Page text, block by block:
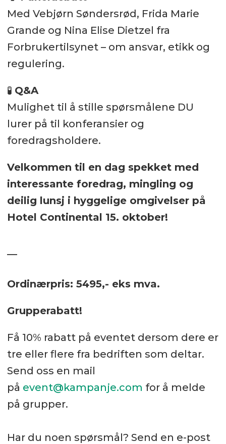
Med Vebjørn Søndersrød, Frida Marie
Grande og Nina Elise Dietzel fra
Forbrukertilsynet – om ansvar, etikk og
regulering.
🧪 Q&A
Mulighet til å stille spørsmålene DU
lurer på til konferansier og
foredragsholdere.
Velkommen til en dag spekket med
interessante foredrag, mingling og
deilig lunsj i hyggelige omgivelser på
Hotel Continental 15. oktober!
Ordinærpris: 5495,- eks mva.
Grupperabatt!
Få 10% rabatt på eventet dersom dere er
tre eller flere fra bedriften som deltar.
Send oss en mail
på event@kampanje.com for å melde
på grupper.
Har du noen spørsmål? Send en e-post